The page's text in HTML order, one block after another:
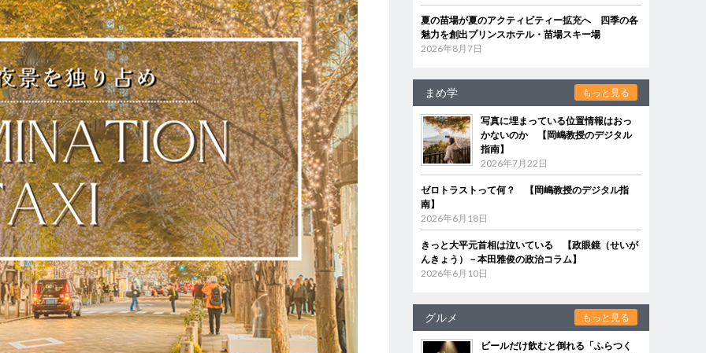
夏の苗場が夏のアクティビティー拡充へ 四季の各
魅力を創出プリンスホテル・苗場スキー場
2026年8月7日
まめ学 もっと見る
写真に埋まっている位置情報はおっ
かないのか 【岡嶋教授のデジタル
指南】
2026年7月22日
ゼロトラストって何？ 【岡嶋教授のデジタル指
南】
2026年6月18日
きっと大平元首相は泣いている 【政眼鏡（せいが
んきょう）－本田雅俊の政治コラム】
2026年6月10日
グルメ もっと見る
ビールだけ飲むと倒れる「ふらつく